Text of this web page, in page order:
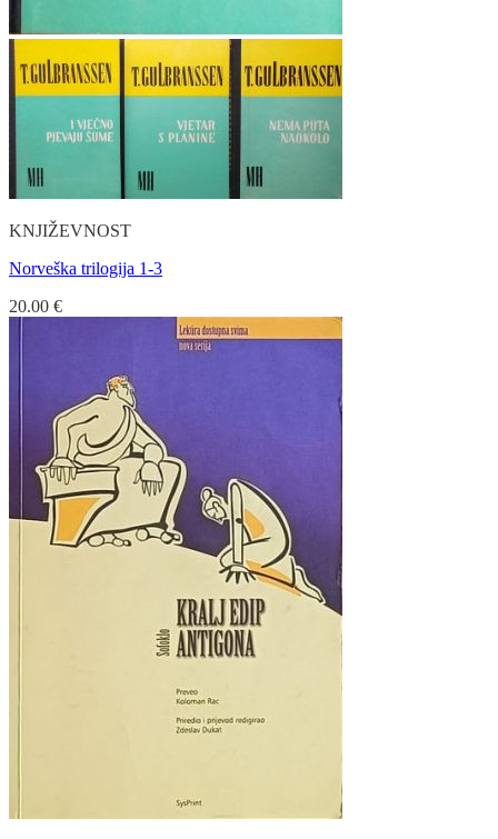
KNJIŽEVNOST
Norveška trilogija 1-3
20.00 €